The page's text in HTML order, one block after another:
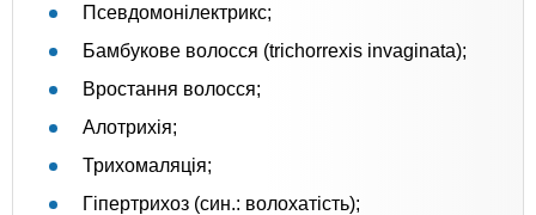
Псевдомонілектрикс;
Бамбукове волосся (trichorrexis invaginata);
Вростання волосся;
Алотрихія;
Трихомаляція;
Гіпертрихоз (син.: волохатість);